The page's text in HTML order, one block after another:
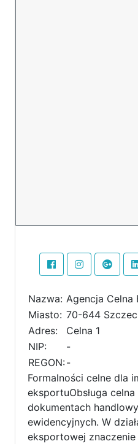
Nazwa: Agencja Celna
Miasto: 70-644
Adres:
Celna 1
NIP:
-
REGON:-
Formalności celne dla
eksportuObsługa
dokumentach
ewidencyjnych. W
eksportowej